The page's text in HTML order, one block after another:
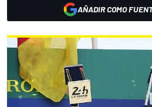
AÑADIR COMO